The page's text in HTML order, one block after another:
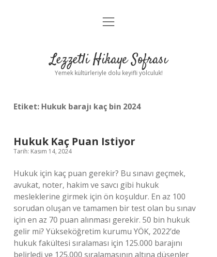
Anasayfa
Yasal Uyarı
menüyü
Lezzetli Hikaye Sofrası
Yemek kültürleriyle dolu keyifli yolculuk!
Etiket: Hukuk barajı kaç bin 2024
Hukuk Kaç Puan Istiyor
Tarih: Kasım 14, 2024
Hukuk için kaç puan gerekir? Bu sınavı geçmek,
avukat, noter, hakim ve savcı gibi hukuk
mesleklerine girmek için ön koşuldur. En az 100
sorudan oluşan ve tamamen bir test olan bu sınav
için en az 70 puan alınması gerekir. 50 bin hukuk
gelir mi? Yükseköğretim kurumu YÖK, 2022’de
hukuk fakültesi sıralaması için 125.000 barajını
belirledi ve 125.000 sıralamasının altına düşenler